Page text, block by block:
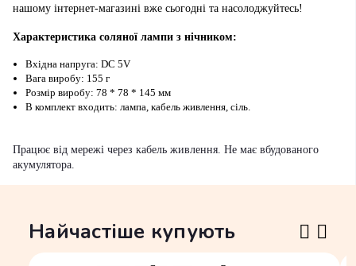
нашому інтернет-магазині вже сьогодні та насолоджуйтесь!
Характеристика соляної лампи з нічником:
Вхідна напруга: DC 5V
Вага виробу: 155 г
Розмір виробу: 78 * 78 * 145 мм
В комплект входить: лампа, кабель живлення, сіль.
Працює від мережі через кабель живлення. Не має вбудованого
акумулятора.
Найчастіше купують